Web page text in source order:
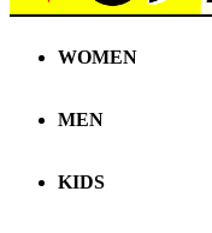
WOMEN
MEN
KIDS